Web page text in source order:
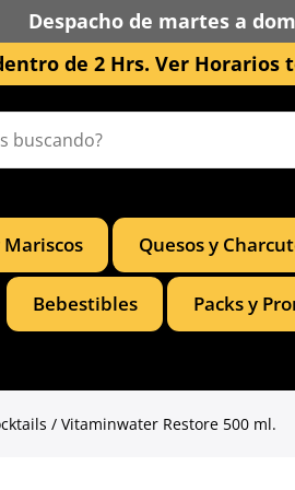
Despacho de martes a
de 2 Hrs. Ver Horarios
Mariscos Quesos y
Bebestibles Packs y
/ Vitaminwater Restore 500 ml.